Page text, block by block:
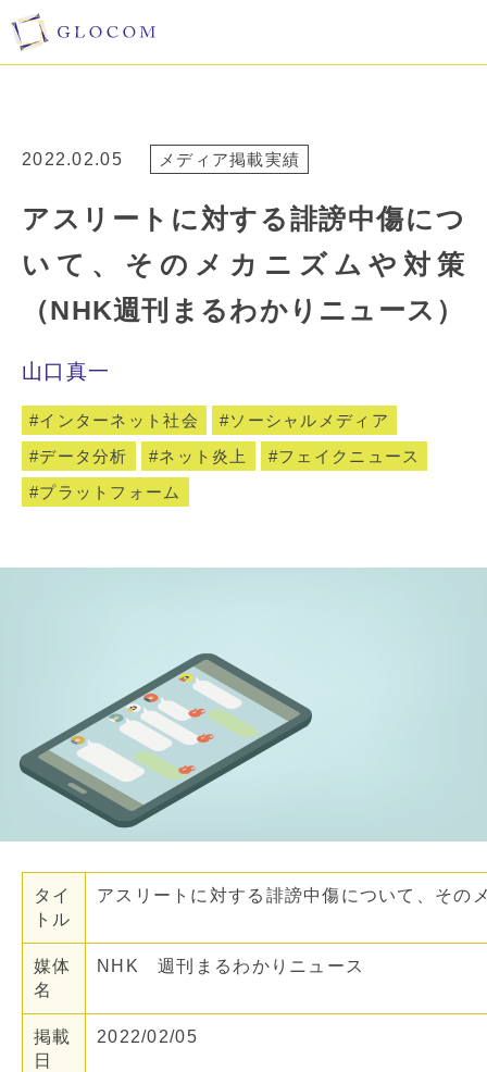
2022.02.05 メディア掲載実績
アスリートに対する誹謗中傷につ
いて、そのメカニズムや対策
（NHK週刊まるわかりニュース）
山口真一
インターネット社会
ソーシャルメディア
データ分析
ネット炎上
フェイクニュース
プラットフォーム
タイ
トル
アスリートに対する誹謗中傷について、その
媒体
名
NHK 週刊まるわかりニュース
掲載
日
2022/02/05